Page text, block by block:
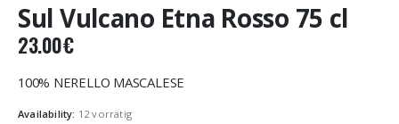
Sul Vulcano Etna Rosso 75 cl
23.00€
100% NERELLO MASCALESE
Availability: 12 vorrätig